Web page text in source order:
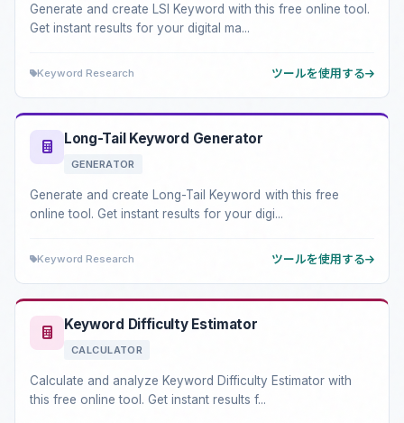
Generate and create LSI Keyword with this free online tool.
Get instant results for your digital ma...
Keyword Research ツールを使用する
Long-Tail Keyword Generator
GENERATOR
Generate and create Long-Tail Keyword with this free
online tool. Get instant results for your digi...
Keyword Research ツールを使用する
Keyword Difficulty Estimator
CALCULATOR
Calculate and analyze Keyword Difficulty Estimator with
this free online tool. Get instant results f...